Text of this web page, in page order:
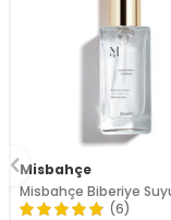
Misbahçe
Misbahçe Biberiye
(6)